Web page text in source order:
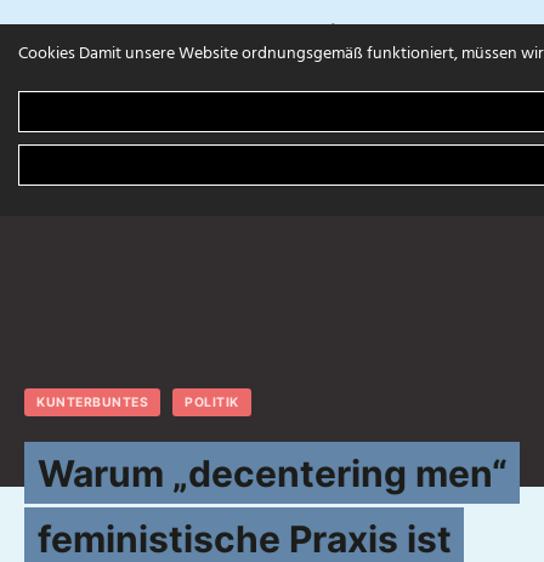
campuls.online
KUNTERBUNTES POLITIK
Warum „decentering men“
feministische Praxis ist
Cookies Damit unsere Website ordnungsgemäß funktioniert, müssen